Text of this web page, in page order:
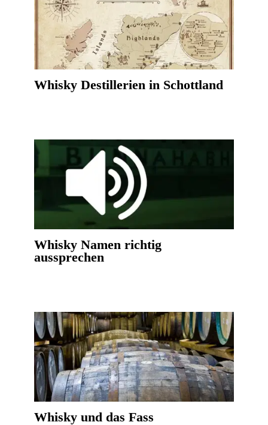
Whisky Destillerien in Schottland
Whisky Namen richtig
aussprechen
Whisky und das Fass